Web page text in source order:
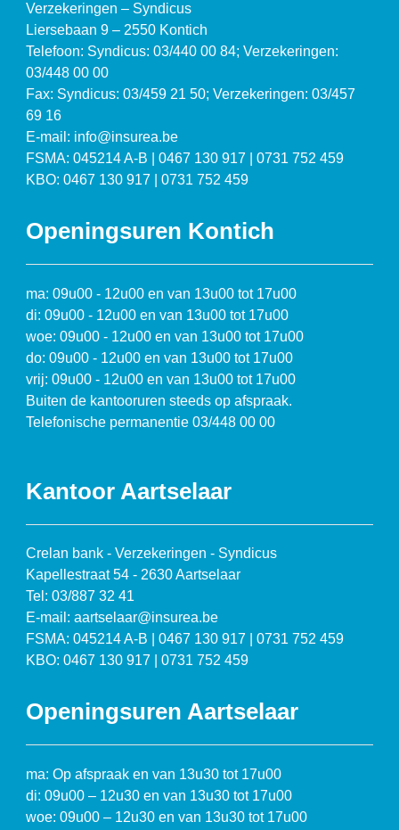
Verzekeringen – Syndicus
Liersebaan 9 – 2550 Kontich
Telefoon: Syndicus: 03/440 00 84; Verzekeringen:
03/448 00 00
Fax: Syndicus: 03/459 21 50; Verzekeringen: 03/457
69 16
E-mail: info@insurea.be
FSMA: 045214 A-B | 0467 130 917 | 0731 752 459
KBO: 0467 130 917 | 0731 752 459
Openingsuren Kontich
ma: 09u00 - 12u00 en van 13u00 tot 17u00
di: 09u00 - 12u00 en van 13u00 tot 17u00
woe: 09u00 - 12u00 en van 13u00 tot 17u00
do: 09u00 - 12u00 en van 13u00 tot 17u00
vrij: 09u00 - 12u00 en van 13u00 tot 17u00
Buiten de kantooruren steeds op afspraak.
Telefonische permanentie 03/448 00 00
Kantoor Aartselaar
Crelan bank - Verzekeringen - Syndicus
Kapellestraat 54 - 2630 Aartselaar
Tel: 03/887 32 41
E-mail: aartselaar@insurea.be
FSMA: 045214 A-B | 0467 130 917 | 0731 752 459
KBO: 0467 130 917 | 0731 752 459
Openingsuren Aartselaar
ma: Op afspraak en van 13u30 tot 17u00
di: 09u00 – 12u30 en van 13u30 tot 17u00
woe: 09u00 – 12u30 en van 13u30 tot 17u00